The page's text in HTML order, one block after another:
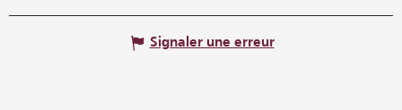
Signaler une erreur